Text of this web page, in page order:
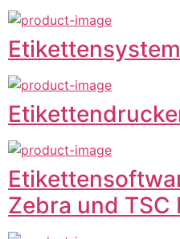
Zebra und TSC